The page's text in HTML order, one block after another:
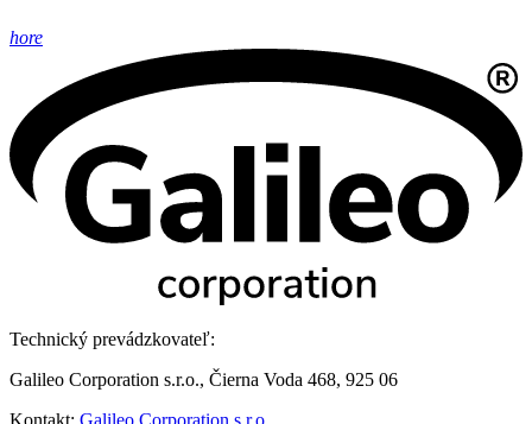
hore
Technický prevádzkovateľ:
Galileo Corporation s.r.o., Čierna Voda 468, 925 06
Kontakt: Galileo Corporation s.r.o.